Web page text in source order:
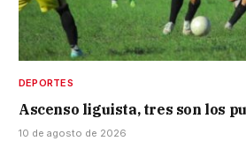
DEPORTES
Ascenso liguista, tres son los
10 de agosto de 2026